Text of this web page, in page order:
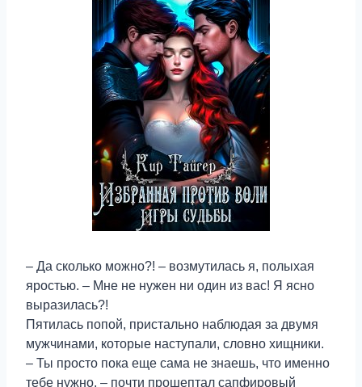
– Да сколько можно?! – возмутилась я, полыхая
яростью. – Мне не нужен ни один из вас! Я ясно
выразилась?!
Пятилась попой, пристально наблюдая за двумя
мужчинами, которые наступали, словно хищники.
– Ты просто пока еще сама не знаешь, что именно
тебе нужно, – почти прошептал сапфировый